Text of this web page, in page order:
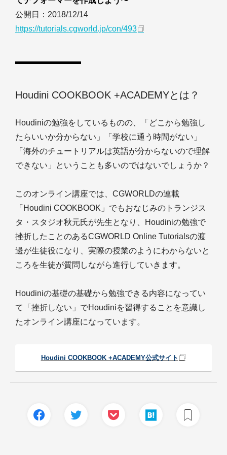
公開日：2018/12/14
https://tutorials.cgworld.jp/con/493
Houdini COOKBOOK +ACADEMYとは？
Houdiniの勉強をしているものの、「どこから勉強し
たらいいか分からない」「学校に通う時間がない」
「海外のチュートリアルは英語が分からないので理解
できない」ということも多いのではないでしょうか？
このオンライン講座では、CGWORLDの連載
「Houdini COOKBOOK」でもおなじみのトランジス
タ・スタジオ秋元氏が先生となり、Houdiniの勉強で
挫折したことのあるCGWORLD Online Tutorialsの渡
邊が生徒役になり、実際の授業のようにわからないと
ころを生徒が質問しながら進行していきます。
Houdiniの基礎の基礎から勉強できる内容になってい
て「挫折しない」でHoudiniを習得することを意識し
たオンライン講座になっています。
Houdini COOKBOOK +ACADEMY公式サイト